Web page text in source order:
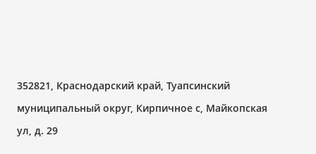
352821, Краснодарский край, Туапсинский
муниципальный округ, Кирпичное с, Майкопская
ул, д. 29